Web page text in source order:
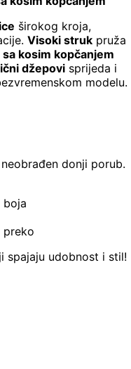
širokog kroja,
Visoki struk pruža
kosim kopčanjem
džepovi sprijeda i
modelu.
donji porub.
boja
preko
spajaju udobnost i stil!